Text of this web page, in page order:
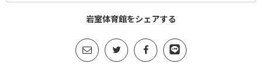
岩室体育館をシェアする